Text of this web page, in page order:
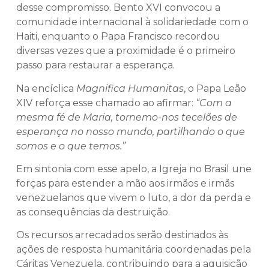
desse compromisso. Bento XVI convocou a
comunidade internacional à solidariedade com o
Haiti, enquanto o Papa Francisco recordou
diversas vezes que a proximidade é o primeiro
passo para restaurar a esperança.
Na encíclica Magnifica Humanitas, o Papa Leão
XIV reforça esse chamado ao afirmar: “Com a
mesma fé de Maria, tornemo-nos tecelões de
esperança no nosso mundo, partilhando o que
somos e o que temos.”
Em sintonia com esse apelo, a Igreja no Brasil une
forças para estender a mão aos irmãos e irmãs
venezuelanos que vivem o luto, a dor da perda e
as consequências da destruição.
Os recursos arrecadados serão destinados às
ações de resposta humanitária coordenadas pela
Cáritas Venezuela, contribuindo para a aquisição